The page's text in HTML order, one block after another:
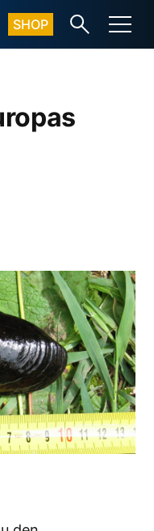
SHOP